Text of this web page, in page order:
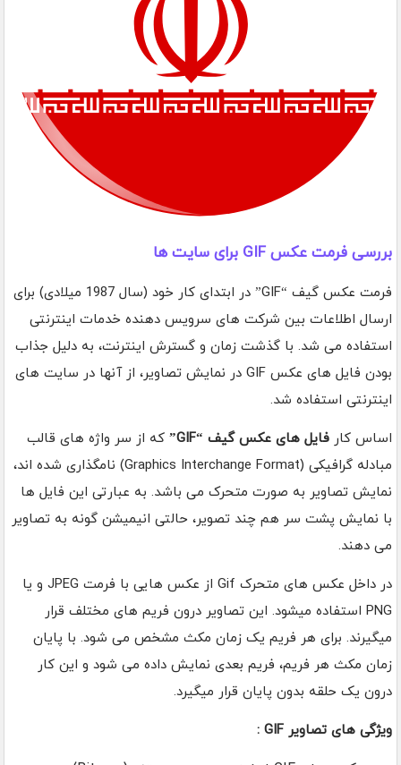
بررسی فرمت عکس GIF برای سایت ها
فرمت عکس گیف “GIF” در ابتدای کار خود (سال 1987 میلادی) برای
ارسال اطلاعات بین شرکت های سرویس دهنده خدمات اینترنتی
استفاده می شد. با گذشت زمان و گسترش اینترنت، به دلیل جذاب
بودن فایل های عکس GIF در نمایش تصاویر، از آنها در سایت های
اینترنتی استفاده شد.
اساس کار فایل های عکس گیف “GIF”
که از سر واژه های قالب
مبادله گرافیکی (Graphics Interchange Format) نامگذاری شده اند،
نمایش تصاویر به صورت متحرک می باشد. به عبارتی این فایل ها
با نمایش پشت سر هم چند تصویر، حالتی انیمیشن گونه به تصاویر
می دهند.
در داخل عکس های متحرک Gif از عکس هایی با فرمت JPEG و یا
PNG استفاده میشود. این تصاویر درون فریم های مختلف قرار
میگیرند. برای هر فریم یک زمان مکث مشخص می شود. با پایان
زمان مکث هر فریم، فریم بعدی نمایش داده می شود و این کار
درون یک حلقه بدون پایان قرار میگیرد.
ویژگی های تصاویر GIF :